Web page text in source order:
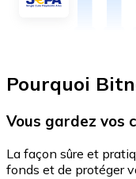
Pourquoi
Vous gardez vos
La façon sûre et
fonds et de protéger